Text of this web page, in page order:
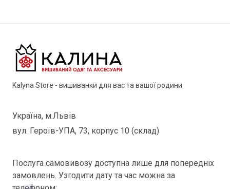
Kalyna Store - вишиванки для вас та вашої родини
Україна, м.Львів
вул. Героїв-УПА, 73, корпус 10 (склад)
Послуга самовивозу доступна лише для попередніх
замовлень. Узгодити дату та час можна за